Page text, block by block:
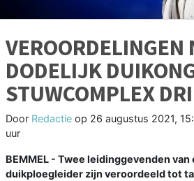
VEROORDELINGEN
DODELIJK
STUWCOMPLEX
Door Redactie op 26 augustus 2021,
uur
BEMMEL - Twee leidinggevenden
duikploegleider zijn veroordeeld tot